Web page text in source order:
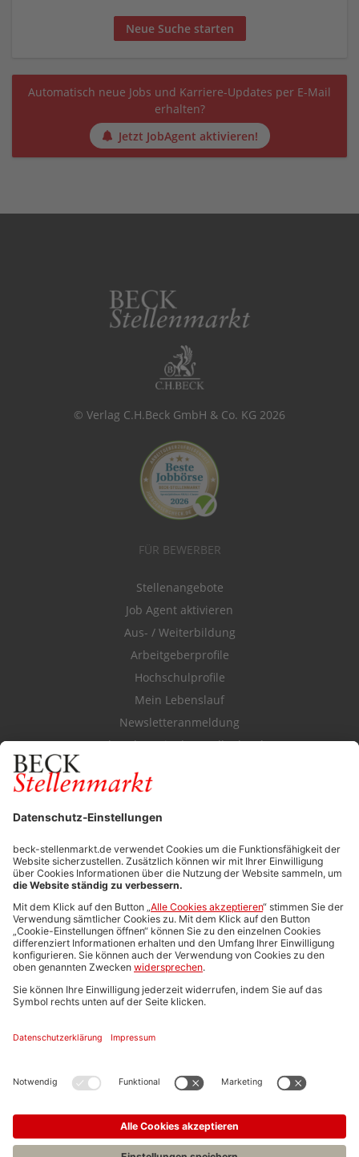
Neue Suche starten
Automatisch neue Jobs und Karriere-Updates per E-Mail
erhalten?
Jetzt JobAgent aktivieren!
© Verlag C.H.Beck GmbH & Co. KG 2026
FÜR BEWERBER
Stellenangebote
Job Agent aktivieren
Aus- / Weiterbildung
Arbeitgeberprofile
Hochschulprofile
Mein Lebenslauf
Newsletteranmeldung
Durchsuchen Sie den Stellenkatalog
FÜR ARBEITGEBER
Stellenmarktpreise
Anzeigen-AGB
Media-Daten
Newsletteranmeldung
Produktübersicht
ALLGEMEIN
FAQs
Impressum
Stellenangebote C.H.BECK